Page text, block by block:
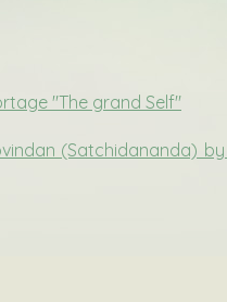
"The grand Self"
(Satchidananda)